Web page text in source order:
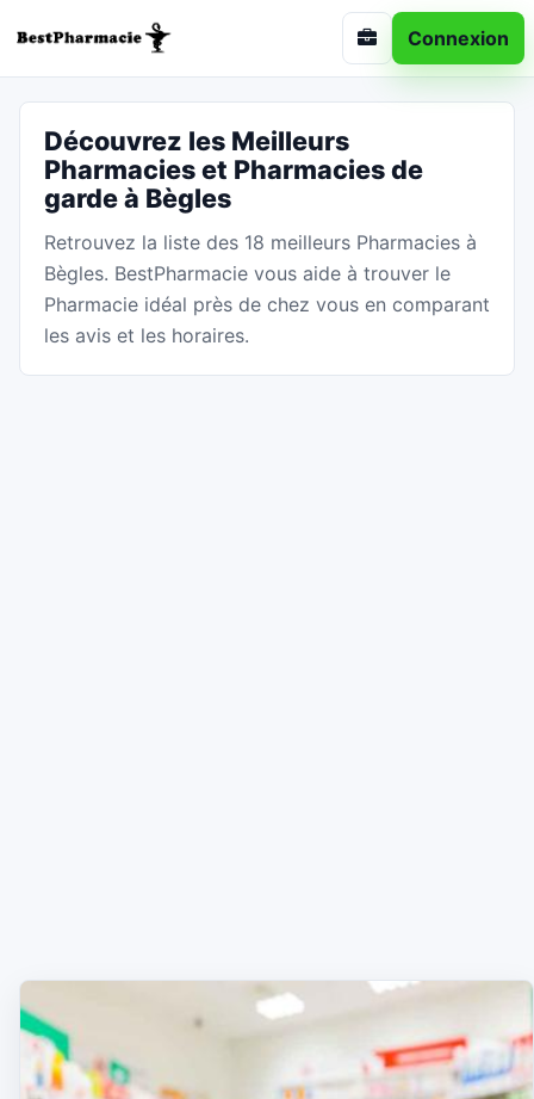
Connexion
Découvrez les Meilleurs
Pharmacies et Pharmacies de
garde à Bègles
Retrouvez la liste des 18 meilleurs Pharmacies à
Bègles. BestPharmacie vous aide à trouver le
Pharmacie idéal près de chez vous en comparant
les avis et les horaires.